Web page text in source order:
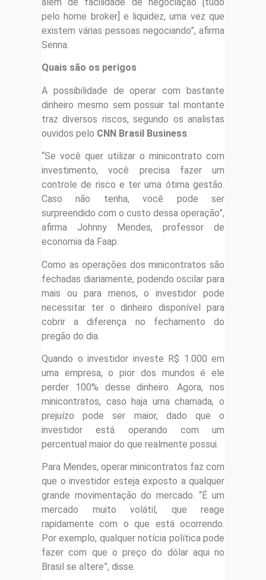
pelo home broker] e liquidez, uma vez que
existem várias pessoas negociando”, afirma
Senna.
Quais são os perigos
A possibilidade de operar com bastante
dinheiro mesmo sem possuir tal montante
traz diversos riscos, segundo os analistas
ouvidos pelo CNN Brasil Business.
“Se você quer utilizar o minicontrato com
investimento, você precisa fazer um
controle de risco e ter uma ótima gestão.
Caso não tenha, você pode ser
surpreendido com o custo dessa operação”,
afirma Johnny Mendes, professor de
economia da Faap.
Como as operações dos minicontratos são
fechadas diariamente, podendo oscilar para
mais ou para menos, o investidor pode
necessitar ter o dinheiro disponível para
cobrir a diferença no fechamento do
pregão do dia.
Quando o investidor investe R$ 1.000 em
uma empresa, o pior dos mundos é ele
perder 100% desse dinheiro. Agora, nos
minicontratos, caso haja uma chamada, o
prejuízo pode ser maior, dado que o
investidor está operando com um
percentual maior do que realmente possui.
Para Mendes, operar minicontratos faz com
que o investidor esteja exposto a qualquer
grande movimentação do mercado. “É um
mercado muito volátil, que reage
rapidamente com o que está ocorrendo.
Por exemplo, qualquer notícia política pode
fazer com que o preço do dólar aqui no
Brasil se altere”, disse.